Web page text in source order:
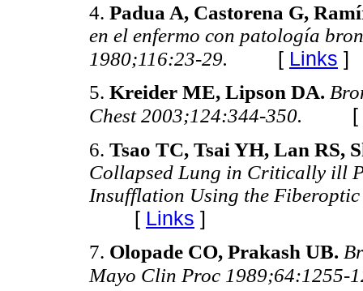
4. Padua A, Castorena G,
en el enfermo con patología
1980;116:23-29.
[ Links ]
5. Kreider ME, Lipson DA.
Chest 2003;124:344-350.
[
6. Tsao TC, Tsai YH, Lan RS,
Collapsed Lung in Critically ill
Insufflation Using the
[ Links ]
7. Olopade CO, Prakash UB.
Mayo Clin Proc 1989;64:1255-